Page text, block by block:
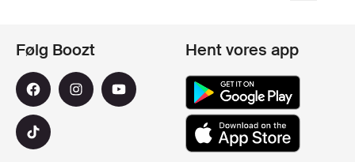
Følg Boozt Hent vores app